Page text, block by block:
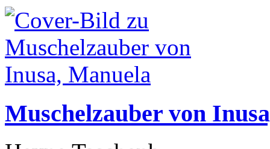
Muschelzauber von